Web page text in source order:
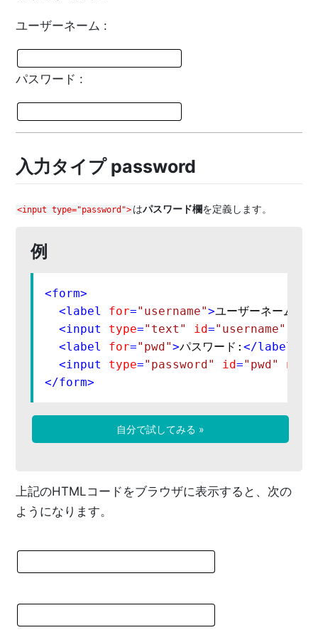
ユーザーネーム :
パスワード :
入力タイプ password
<input type="password"> はパスワード欄を定義します。
例
<form>
<label for="username">ユーザーネーム:
<input type="text" id="username"
<label for="pwd">パスワード:</label
<input type="password" id="pwd" name
</form>
自分で試してみる »
上記のHTMLコードをブラウザに表示すると、次の
ようになります。